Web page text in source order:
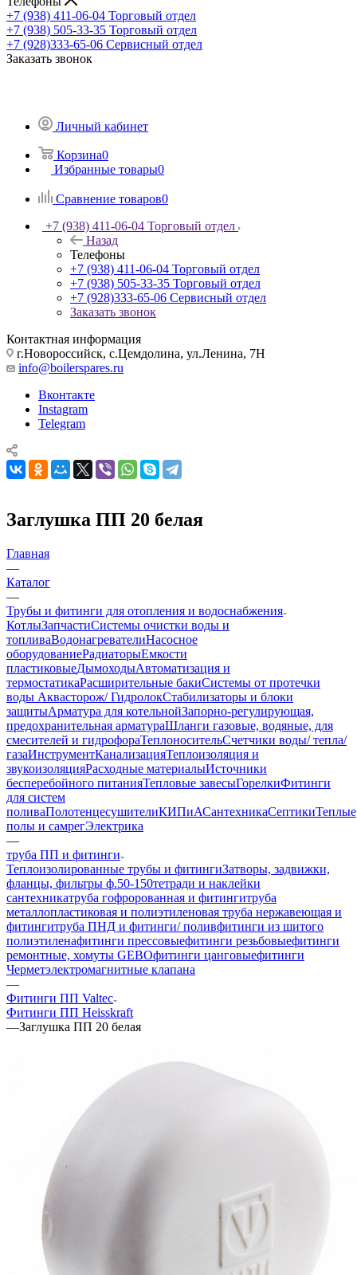
+7 (938) 411-06-04 Торговый отдел
+7 (938) 505-33-35 Торговый отдел
+7 (928)333-65-06 Сервисный отдел
Заказать звонок
Личный кабинет
Корзина0
Избранные товары0
Сравнение товаров0
+7 (938) 411-06-04 Торговый отдел
Назад
Телефоны
+7 (938) 411-06-04 Торговый отдел
+7 (938) 505-33-35 Торговый отдел
+7 (928)333-65-06 Сервисный отдел
Заказать звонок
Контактная информация
г.Новороссийск, с.Цемдолина, ул.Ленина, 7Н
info@boilerspares.ru
Вконтакте
Instagram
Telegram
Заглушка ПП 20 белая
Главная
—
Каталог
—
Трубы и фитинги для отопления и водоснабжения
КотлыЗапчастиСистемы очистки воды и
топливаВодонагревателиНасосное
оборудованиеРадиаторыЕмкости
пластиковыеДымоходыАвтоматизация и
термостатикаРасширительные бакиСистемы от протечки
воды Аквасторож/ ГидролокСтабилизаторы и блоки
защитыАрматура для котельнойЗапорно-регулирующая,
предохранительная арматураШланги газовые, водяные, для
смесителей и гидрофораТеплоносительСчетчики воды/ тепла/
газаИнструментКанализацияТеплоизоляция и
звукоизоляцияРасходные материалыИсточники
бесперебойного питанияТепловые завесыГорелкиФитинги
для систем
поливаПолотенцесушителиКИПиАСантехникаСептикиТеплые
полы и самрегЭлектрика
—
труба ПП и фитинги
Теплоизолированные трубы и фитингиЗатворы, задвижки,
фланцы, фильтры ф.50-150тетради и наклейки
сантехникатруба гофророванная и фитингитруба
металлопластиковая и полиэтиленовая труба нержавеющая и
фитингитруба ПНД и фитинги/ поливфитинги из шитого
полиэтиленафитинги прессовыефитинги резьбовыефитинги
ремонтные, хомуты GEBOфитинги цанговыефитинги
Черметэлектромагнитные клапана
—
Фитинги ПП Valtec
Фитинги ПП Heisskraft
—Заглушка ПП 20 белая